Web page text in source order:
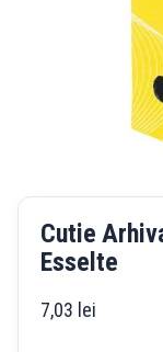
Cutie
Esselte
7,03 lei